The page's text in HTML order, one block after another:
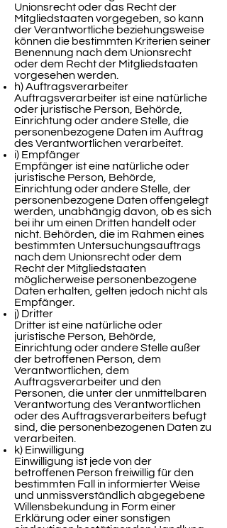
Unionsrecht oder das Recht der
Mitgliedstaaten vorgegeben, so kann
der Verantwortliche beziehungsweise
können die bestimmten Kriterien seiner
Benennung nach dem Unionsrecht
oder dem Recht der Mitgliedstaaten
vorgesehen werden.
h) Auftragsverarbeiter
Auftragsverarbeiter ist eine natürliche
oder juristische Person, Behörde,
Einrichtung oder andere Stelle, die
personenbezogene Daten im Auftrag
des Verantwortlichen verarbeitet.
i) Empfänger
Empfänger ist eine natürliche oder
juristische Person, Behörde,
Einrichtung oder andere Stelle, der
personenbezogene Daten offengelegt
werden, unabhängig davon, ob es sich
bei ihr um einen Dritten handelt oder
nicht. Behörden, die im Rahmen eines
bestimmten Untersuchungsauftrags
nach dem Unionsrecht oder dem
Recht der Mitgliedstaaten
möglicherweise personenbezogene
Daten erhalten, gelten jedoch nicht als
Empfänger.
j) Dritter
Dritter ist eine natürliche oder
juristische Person, Behörde,
Einrichtung oder andere Stelle außer
der betroffenen Person, dem
Verantwortlichen, dem
Auftragsverarbeiter und den
Personen, die unter der unmittelbaren
Verantwortung des Verantwortlichen
oder des Auftragsverarbeiters befugt
sind, die personenbezogenen Daten zu
verarbeiten.
k) Einwilligung
Einwilligung ist jede von der
betroffenen Person freiwillig für den
bestimmten Fall in informierter Weise
und unmissverständlich abgegebene
Willensbekundung in Form einer
Erklärung oder einer sonstigen